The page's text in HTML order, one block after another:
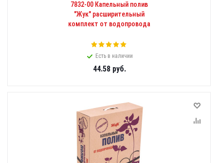
7832-00 Капельный полив
"Жук" расширительный
комплект от водопровода
Есть в наличии
44.58руб.